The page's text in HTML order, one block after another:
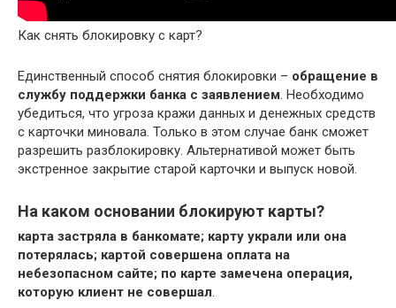
Как снять блокировку с карт?
Единственный способ снятия блокировки – обращение в
службу поддержки банка с заявлением. Необходимо
убедиться, что угроза кражи данных и денежных средств
с карточки миновала. Только в этом случае банк сможет
разрешить разблокировку. Альтернативой может быть
экстренное закрытие старой карточки и выпуск новой.
На каком основании блокируют карты?
карта застряла в банкомате; карту украли или она
потерялась; картой совершена оплата на
небезопасном сайте; по карте замечена операция,
которую клиент не совершал.